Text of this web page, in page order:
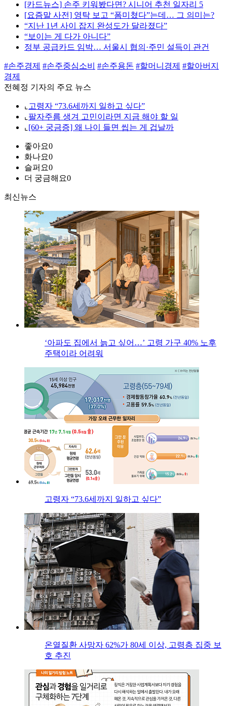
[카드뉴스] 손주 키워봤다면? 시니어 추천 일자리 5
[요즘말 사전] 영탁 보고 “폼미쳤다”는데… 그 의미는?
“지난 1년 사이 잡지 완성도가 달라졌다”
“보이는 게 다가 아니다”
정부 공급카드 임박… 서울시 협의·주민 설득이 관건
#손주경제 #손주중심소비 #손주용돈 #할머니경제 #할아버지
경제
전혜정 기자의 주요 뉴스
⌞ 고령자 “73.6세까지 일하고 싶다”
⌞ 팔자주름 생겨 고민이라면 지금 해야 할 일
⌞ [60+ 궁금증] 왜 나이 들면 씹는 게 겁날까
좋아요0
화나요0
슬퍼요0
더 궁금해요0
최신뉴스
‘아파도 집에서 늙고 싶어…’ 고령 가구 40% 노후
주택이라 어려워
고령자 “73.6세까지 일하고 싶다”
온열질환 사망자 62%가 80세 이상, 고령층 집중 보
호 추진